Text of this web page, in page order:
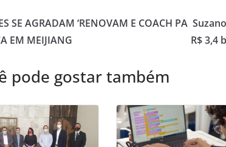
SE AGRADAM ‘RENOVAM E COACH PA
EM MEIJIANG
R$ 3,4
pode gostar também